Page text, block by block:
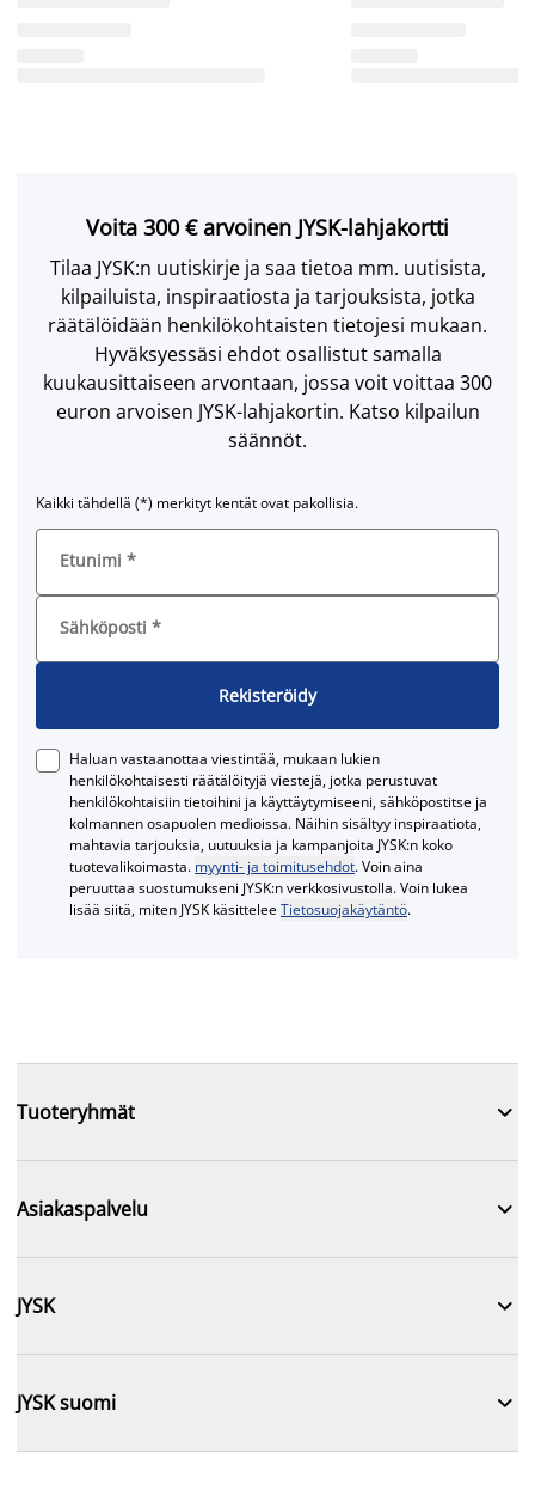
Voita 300 € arvoinen JYSK-lahjakortti
Tilaa JYSK:n uutiskirje ja saa tietoa mm. uutisista,
kilpailuista, inspiraatiosta ja tarjouksista, jotka
räätälöidään henkilökohtaisten tietojesi mukaan.
Hyväksyessäsi ehdot osallistut samalla
kuukausittaiseen arvontaan, jossa voit voittaa 300
euron arvoisen JYSK-lahjakortin. Katso kilpailun
säännöt.
Kaikki tähdellä (*) merkityt kentät ovat pakollisia.
Etunimi *
Sähköposti *
Rekisteröidy
Haluan vastaanottaa viestintää, mukaan lukien
henkilökohtaisesti räätälöityjä viestejä, jotka perustuvat
henkilökohtaisiin tietoihini ja käyttäytymiseeni, sähköpostitse ja
kolmannen osapuolen medioissa. Näihin sisältyy inspiraatiota,
mahtavia tarjouksia, uutuuksia ja kampanjoita JYSK:n koko
tuotevalikoimasta. myynti- ja toimitusehdot. Voin aina
peruuttaa suostumukseni JYSK:n verkkosivustolla. Voin lukea
lisää siitä, miten JYSK käsitteleeTietosuojakäytäntö.
Tuoteryhmät 
Asiakaspalvelu 
JYSK 
JYSK suomi 